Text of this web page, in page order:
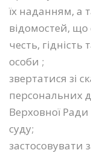
їх наданням, а
відомостей,
честь, гідність
особи ;
звертатися зі
персональних
Верховної
суду;
застосовувати